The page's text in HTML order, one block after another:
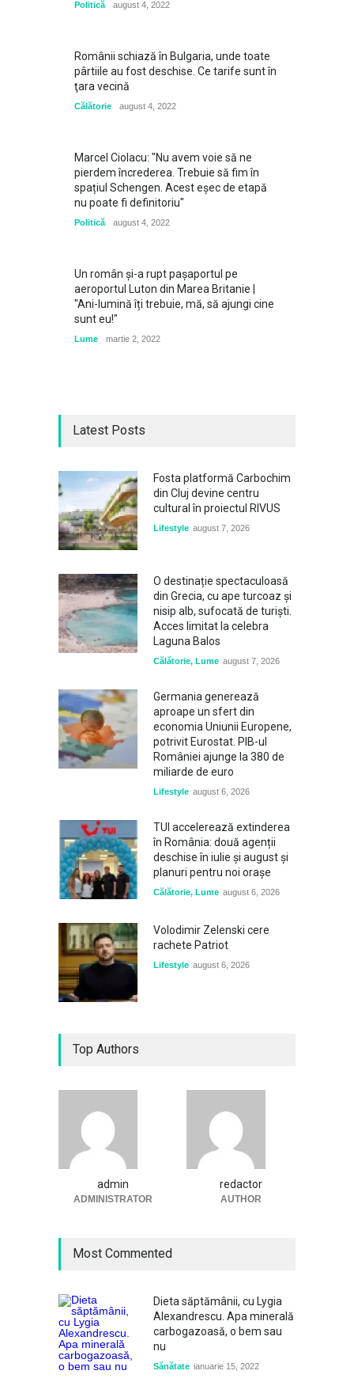
Politică august 4, 2022
Românii schiază în Bulgaria, unde toate
pârtiile au fost deschise. Ce tarife sunt în
ţara vecină
Călătorie august 4, 2022
Marcel Ciolacu: "Nu avem voie să ne
pierdem încrederea. Trebuie să fim în
spațiul Schengen. Acest eșec de etapă
nu poate fi definitoriu"
Politică august 4, 2022
Un român și-a rupt pașaportul pe
aeroportul Luton din Marea Britanie |
"Ani-lumină îți trebuie, mă, să ajungi cine
sunt eu!"
Lume martie 2, 2022
Latest Posts
Fosta platformă Carbochim
din Cluj devine centru
cultural în proiectul RIVUS
Lifestyle august 7, 2026
O destinație spectaculoasă
din Grecia, cu ape turcoaz și
nisip alb, sufocată de turiști.
Acces limitat la celebra
Laguna Balos
Călătorie, Lume august 7, 2026
Germania generează
aproape un sfert din
economia Uniunii Europene,
potrivit Eurostat. PIB-ul
României ajunge la 380 de
miliarde de euro
Lifestyle august 6, 2026
TUI accelerează extinderea
în România: două agenții
deschise în iulie și august și
planuri pentru noi orașe
Călătorie, Lume august 6, 2026
Volodimir Zelenski cere
rachete Patriot
Lifestyle august 6, 2026
Top Authors
admin
ADMINISTRATOR
redactor
AUTHOR
Most Commented
Dieta săptămânii, cu Lygia
Alexandrescu. Apa minerală
carbogazoasă, o bem sau
nu
Sănătate ianuarie 15, 2022